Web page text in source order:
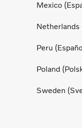
Mexico
Netherlands
Peru
Poland
Sweden